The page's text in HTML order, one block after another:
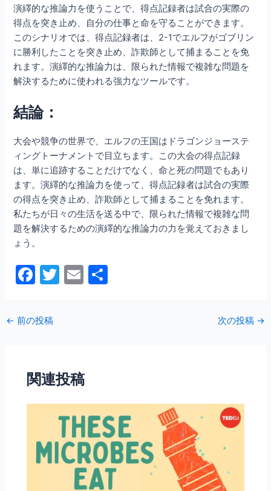
演繹的な推論力を使うことで、得点記録者は試合の実際の
得点を突き止め、自分の仕事と命を守ることができます。
このシナリオでは、得点記録者は、2-1でエルフがゴブリン
に勝利したことを突き止め、詐欺師として捕まることを免
れます。演繹的な推論力は、限られた情報で複雑な問題を
解決するために使われる強力なツールです。
結論：
大会や競争の世界で、エルフの王国はドラゴンジョーステ
ィングトーナメントで目立ちます。この大会の得点記録
は、単に追跡することだけでなく、命と死の問題でもあり
ます。演繹的な推論力を使って、得点記録者は試合の実際
の得点を突き止め、詐欺師として捕まることを免れます。
私たちが日々の生活を送る中で、限られた情報で複雑な問
題を解決するための演繹的な推論力の力を覚えておきまし
ょう。
F
c
e
o
o
k
T
E
← 前の投稿 次の投稿 →
関連投稿